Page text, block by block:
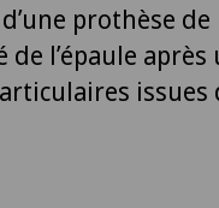
prothèse de
l’épaule après
issues